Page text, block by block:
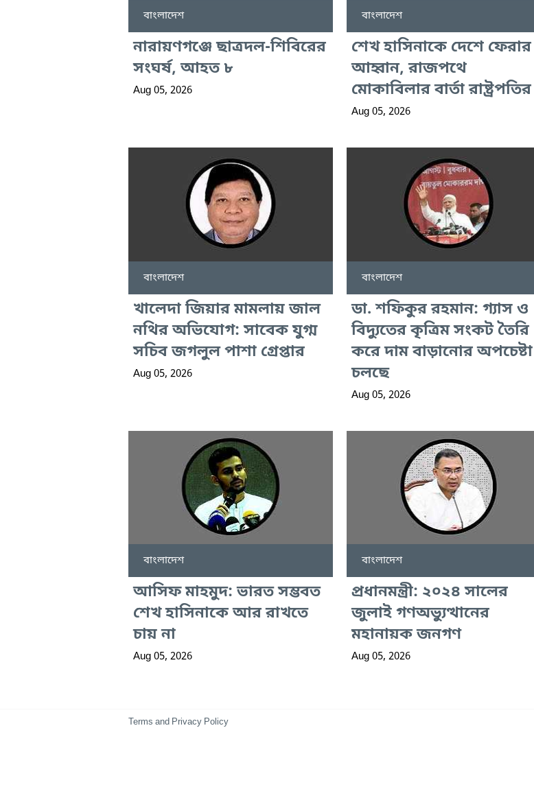
বাংলাদেশ
নারায়ণগঞ্জে ছাত্রদল-শিবিরের
সংঘর্ষ, আহত ৮
Aug 05, 2026
বাংলাদেশ
শেখ হাসিনাকে দেশে ফেরার
আহ্বান, রাজপথে
মোকাবিলার বার্তা রাষ্ট্রপতির
Aug 05, 2026
বাংলাদেশ
খালেদা জিয়ার মামলায় জাল
নথির অভিযোগ: সাবেক যুগ্ম
সচিব জগলুল পাশা গ্রেপ্তার
Aug 05, 2026
বাংলাদেশ
ডা. শফিকুর রহমান: গ্যাস ও
বিদ্যুতের কৃত্রিম সংকট তৈরি
করে দাম বাড়ানোর অপচেষ্টা
চলছে
Aug 05, 2026
বাংলাদেশ
আসিফ মাহমুদ: ভারত সম্ভবত
শেখ হাসিনাকে আর রাখতে
চায় না
Aug 05, 2026
বাংলাদেশ
প্রধানমন্ত্রী: ২০২৪ সালের
জুলাই গণঅভ্যুত্থানের
মহানায়ক জনগণ
Aug 05, 2026
Terms and Privacy Policy